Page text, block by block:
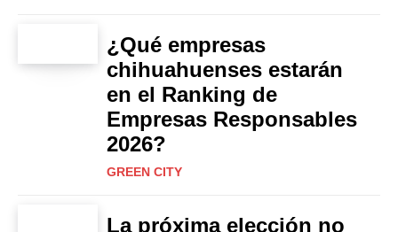
¿Qué empresas
chihuahuenses estarán
en el Ranking de
Empresas Responsables
2026?
GREEN CITY
La próxima elección no